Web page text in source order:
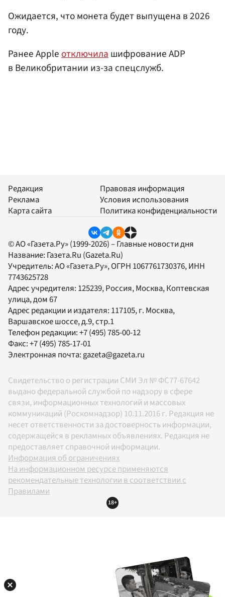
Ожидается, что монета будет выпущена в 2026
году.
Ранее Appleотключилашифрование ADP
в Великобритании из-за спецслужб.
Редакция
Реклама
Карта сайта
Правовая информация
Условия использования
Политика конфиденциальности
© АО «Газета.Ру» (1999-2026) – Главные новости дня
Название: Газета.Ru (Gazeta.Ru)
Учредитель:АО «Газета.Ру», ОГРН 1067761730376, ИНН
7743625728
Адрес учредителя: 125239, Россия, Москва, Коптевская
улица, дом 67
Адрес редакции и издателя: 117105, г. Москва,
Варшавское шоссе, д.9, стр.1
Телефон редакции:+7 (495) 785-00-12
Факс:+7 (495) 785-17-01
Электронная почта: gazeta@gazeta.ru
Свидетельство о регистрации СМИ Эл № ФС77-67642
выдано федеральной службой по надзору в сфере
связи, информационных технологий и массовых
коммуникаций (Роскомнадзор) 10.11.2016 г. Редакция не
несет ответственности за достоверность информации,
содержащейся в рекламных объявлениях. Редакция не
предоставляет справочной информации.
Информация об ограничениях
На информационном ресурсе применяются
рекомендательные технологии в соответствии с
Правилами
18+